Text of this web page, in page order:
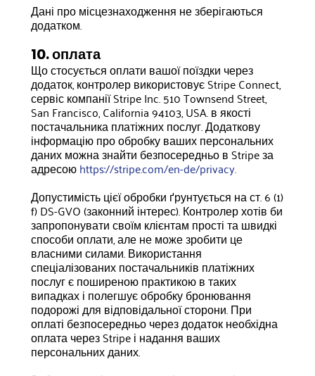
Дані про місцезнаходження не зберігаються
додатком.
10. оплата
Що стосується оплати вашої поїздки через
додаток, контролер використовує Stripe Connect,
сервіс компанії Stripe Inc. 510 Townsend Street,
San Francisco, California 94103, USA. в якості
постачальника платіжних послуг. Додаткову
інформацію про обробку ваших персональних
даних можна знайти безпосередньо в Stripe за
адресоюhttps://stripe.com/en-de/privacy.
Допустимість цієї обробки ґрунтується на ст. 6 (1)
f) DS-GVO (законний інтерес). Контролер хотів би
запропонувати своїм клієнтам прості та швидкі
способи оплати, але не може зробити це
власними силами. Використання
спеціалізованих постачальників платіжних
послуг є поширеною практикою в таких
випадках і полегшує обробку бронювання
подорожі для відповідальної сторони. При
оплаті безпосередньо через додаток необхідна
оплата через Stripe і надання ваших
персональних даних.